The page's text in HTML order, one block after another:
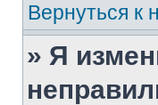
Вернуться к
» Я